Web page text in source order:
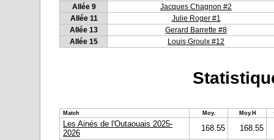
Allée 9
Jacques Chagnon #2
Allée 11
Julie Roger #1
Allée 13
Gerard Barrette #8
Allée 15
Louis Groulx #12
Match Moy. Moy.H
Les Ainés de l'Outaouais 2025-
2026
168.55
168.55